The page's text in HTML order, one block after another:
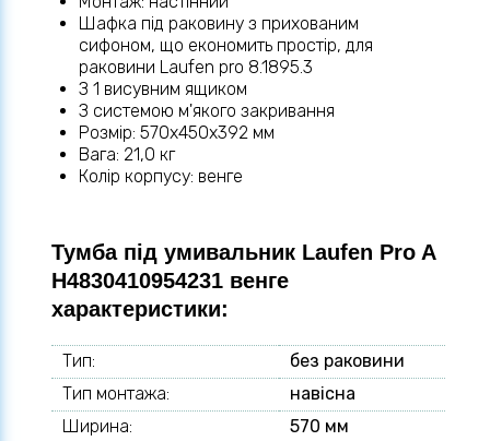
Шафка під раковину з прихованим
сифоном, що економить простір, для
раковини Laufen pro 8.1895.3
З 1 висувним ящиком
З системою м'якого закривання
Розмір: 570х450х392 мм
Вага: 21,0 кг
Колір корпусу: венге
Тумба під умивальник Laufen Pro A
H4830410954231 венге
характеристики:
Тип:
без раковини
Тип монтажа:
навісна
Ширина:
570 мм